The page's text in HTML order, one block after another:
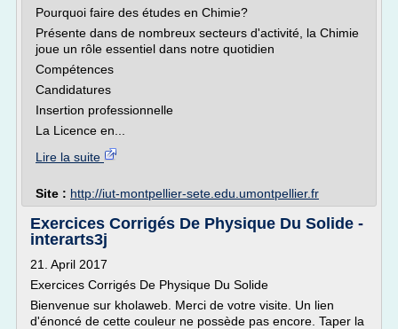
Pourquoi faire des études en Chimie?
Présente dans de nombreux secteurs d'activité, la Chimie
joue un rôle essentiel dans notre quotidien
Compétences
Candidatures
Insertion professionnelle
La Licence en...
Lire la suite
Site : http://iut-montpellier-sete.edu.umontpellier.fr
Exercices Corrigés De Physique Du Solide -
interarts3j
21. April 2017
Exercices Corrigés De Physique Du Solide
Bienvenue sur kholaweb. Merci de votre visite. Un lien
d'énoncé de cette couleur ne possède pas encore. Taper la